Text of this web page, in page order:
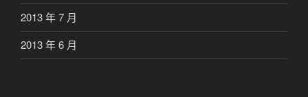
2013 年 7 月
2013 年 6 月